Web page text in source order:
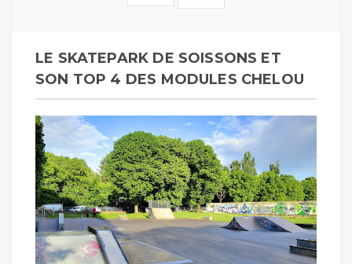
LE SKATEPARK DE SOISSONS ET
SON TOP 4 DES MODULES CHELOU